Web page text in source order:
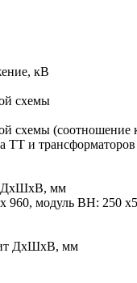
кВ
схемы
схемы (соотношение
ТТ и
ДхШхВ, мм
960, модуль ВН: 250
ДхШхВ, мм